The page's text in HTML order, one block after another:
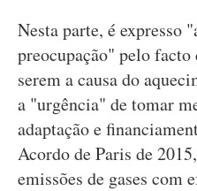
Nesta parte, é expresso
preocupação" pelo facto
serem a causa do
a "urgência" de tomar
adaptação e
Acordo de Paris de
emissões de gases com